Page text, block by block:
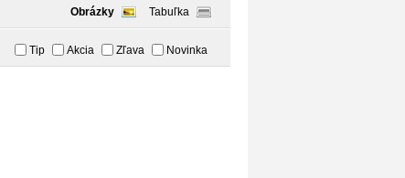
Obrázky Tabuľka
Tip Akcia Zľava Novinka